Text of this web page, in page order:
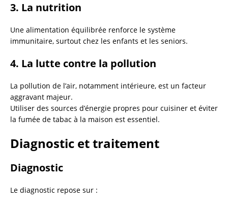
3. La nutrition
Une alimentation équilibrée renforce le système
immunitaire, surtout chez les enfants et les seniors.
4. La lutte contre la pollution
La pollution de l’air, notamment intérieure, est un facteur
aggravant majeur.
Utiliser des sources d’énergie propres pour cuisiner et éviter
la fumée de tabac à la maison est essentiel.
Diagnostic et traitement
Diagnostic
Le diagnostic repose sur :